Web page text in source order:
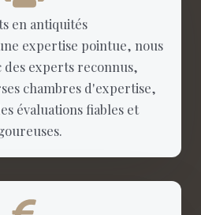
en antiquités
expertise pointue, nous
des experts reconnus,
chambres d'expertise,
évaluations fiables et